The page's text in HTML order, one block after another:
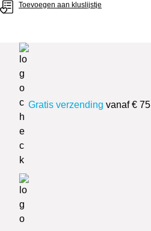
Toevoegen aan kluslijstje
Gratis verzending vanaf € 75